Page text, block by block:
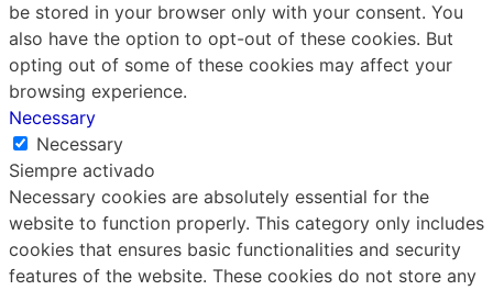
be stored in your browser only with your consent. You
also have the option to opt-out of these cookies. But
opting out of some of these cookies may affect your
browsing experience.
Necessary
Necessary
Siempre activado
Necessary cookies are absolutely essential for the
website to function properly. This category only includes
cookies that ensures basic functionalities and security
features of the website. These cookies do not store any